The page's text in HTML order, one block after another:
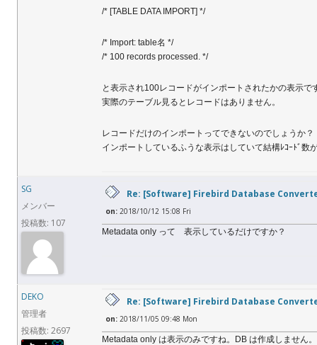
/* [TABLE DATA IMPORT] */
/* Import: table名 */
/* 100 records processed. */
と表示され100レコードがインポートされたかの表示で
実際のテーブル見るとレコードはありません。
レコードだけのインポートってできないのでしょうか？
インポートしているふうな表示はしていて結構ﾚｺｰﾄﾞ
SG
メンバー
投稿数: 107
Re: [Software] Firebird Database
on: 2018/10/12 15:08 Fri
Metadata only って 表示しているだけですか？
DEKO
管理者
投稿数: 2697
Re: [Software] Firebird Database
on: 2018/11/05 09:48 Mon
Metadata only は表示のみですね。DB は作成しません。